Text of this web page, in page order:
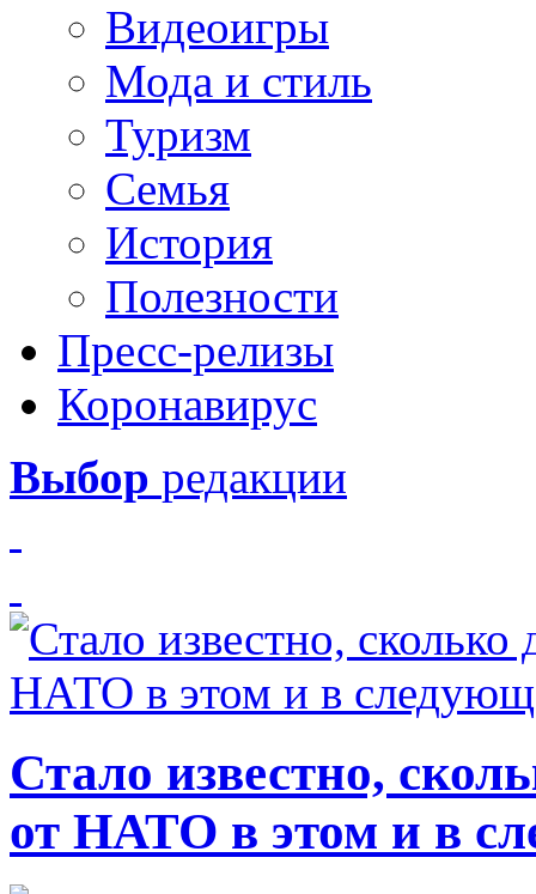
Видеоигры
Мода и стиль
Туризм
Семья
История
Полезности
Пресс-релизы
Коронавирус
Выбор редакции
Стало известно,
от НАТО в этом и в